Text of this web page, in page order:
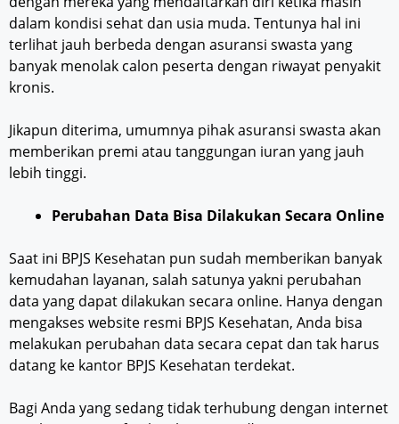
dalam kondisi sehat dan usia muda. Tentunya hal ini
terlihat jauh berbeda dengan asuransi swasta yang
banyak menolak calon peserta dengan riwayat penyakit
kronis.
Jikapun diterima, umumnya pihak asuransi swasta akan
memberikan premi atau tanggungan iuran yang jauh
lebih tinggi.
Perubahan Data Bisa Dilakukan Secara Online
Saat ini BPJS Kesehatan pun sudah memberikan banyak
kemudahan layanan, salah satunya yakni perubahan
data yang dapat dilakukan secara online. Hanya dengan
mengakses website resmi BPJS Kesehatan, Anda bisa
melakukan perubahan data secara cepat dan tak harus
datang ke kantor BPJS Kesehatan terdekat.
Bagi Anda yang sedang tidak terhubung dengan internet